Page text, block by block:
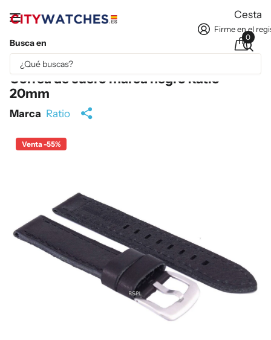
Busca en
Firme en el
Cesta
0
Parte del contenido se ha traducido automáticamente.
Correa de cuero marca negro Ratio
20mm
Marca Ratio
Venta -55%